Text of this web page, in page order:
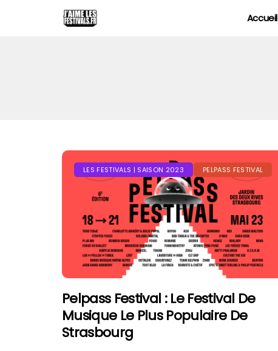
Accueil
LES FESTIVALS | SAISON 2023 PELPASS FESTIVAL
Pelpass Festival : Le Festival De
Musique Le Plus Populaire De
Strasbourg